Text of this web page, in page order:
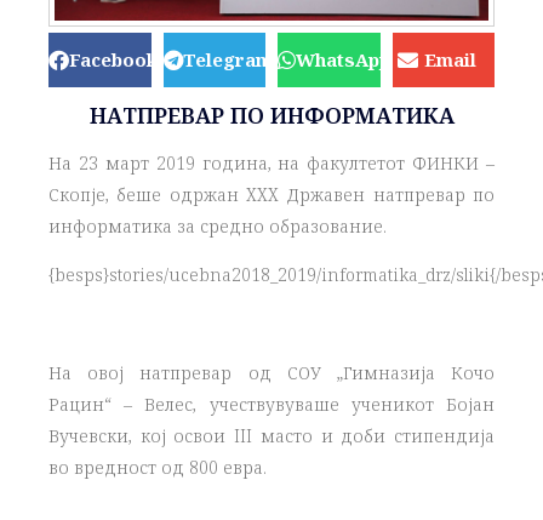
Facebook Telegram WhatsApp Email
НАТПРЕВАР ПО ИНФОРМАТИКА
На 23 март 2019 година, на факултетот ФИНКИ –
Скопје, беше одржан XXX Државен натпревар по
информатика за средно образование.
{besps}stories/ucebna2018_2019/informatika_drz/sliki{/
На овој натпревар од СОУ „Гимназија Кочо
Рацин“ – Велес, учествувуваше ученикот Бојан
Вучевски, кој освои III масто и доби стипендија
во вредност од 800 евра.